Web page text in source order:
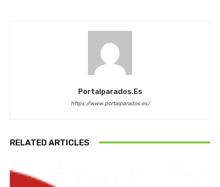
Portalparados.es
https://www.portalparados.es/
RELATED ARTICLES